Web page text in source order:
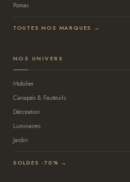
Pomax
TOUTES NOS MARQUES →
NOS UNIVERS
Mobilier
Canapés & Fauteuils
Décoration
Luminaires
Jardin
SOLDES -70% →